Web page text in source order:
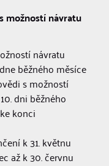
možností návratu
návratu
běžného měsíce
s možností
dni běžného
konci
k 31. květnu
až k 30. červnu